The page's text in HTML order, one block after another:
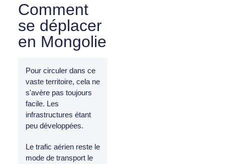
Comment
se déplacer
en Mongolie
Pour circuler dans ce
vaste territoire, cela ne
s'avère pas toujours
facile. Les
infrastructures étant
peu développées.
Le trafic aérien reste le
mode de transport le